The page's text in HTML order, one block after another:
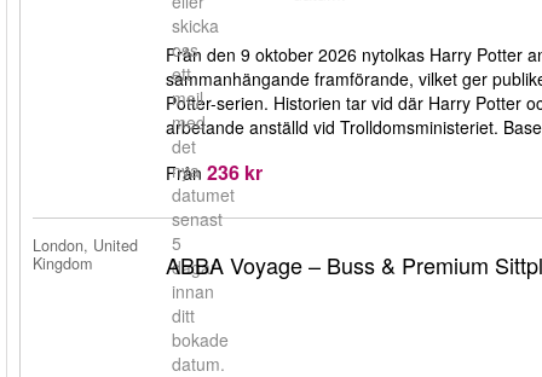
skicka
oss
ett
mejl
med
det
nya
datumet
senast
5
dagar
innan
ditt
bokade
datum.
Från den 9 oktober 2026 nytolkas Harry Potter
sammanhängande framförande, vilket ger
Potter-serien. Historien tar vid där Harry Potter
arbetande anställd vid Trolldomsministeriet.
Från 236 kr
London, United
Kingdom
ABBA Voyage – Buss & Premium